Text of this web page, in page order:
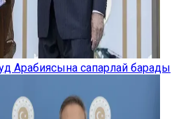
Арабиясына сапарлай барады